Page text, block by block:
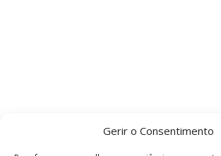
Gerir o Consentimento